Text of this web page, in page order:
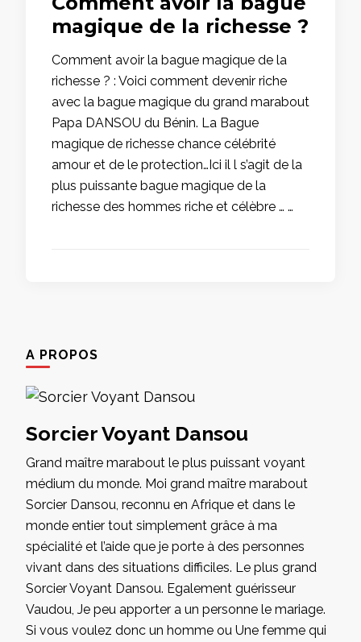
magique de la richesse ?
Comment avoir la bague magique de la
richesse ? : Voici comment devenir riche
avec la bague magique du grand marabout
Papa DANSOU du Bénin. La Bague
magique de richesse chance célébrité
amour et de le protection…Ici il l s’agit de la
plus puissante bague magique de la
richesse des hommes riche et célèbre … …
A PROPOS
Sorcier Voyant Dansou
Grand maître marabout le plus puissant voyant
médium du monde. Moi grand maître marabout
Sorcier Dansou, reconnu en Afrique et dans le
monde entier tout simplement grâce à ma
spécialité et l’aide que je porte à des personnes
vivant dans des situations difficiles. Le plus grand
Sorcier Voyant Dansou. Egalement guérisseur
Vaudou, Je peu apporter a un personne le mariage.
Si vous voulez donc un homme ou Une femme qui